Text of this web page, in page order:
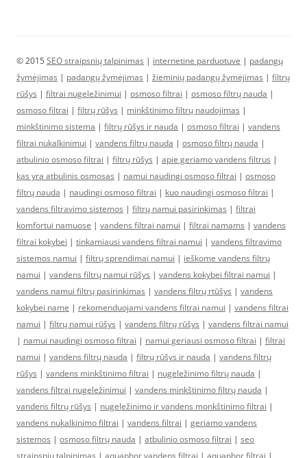
© 2015SEO straipsnių talpinimas | internetine parduotuve | padangų
žymėjimas | padangų žymėjimas | žieminių padangų žymėjimas | filtrų
rūšys | filtrai nugeležinimui | osmoso filtrai | osmoso filtrų nauda |
osmoso filtrai | filtrų rūšys | minkštinimo filtrų naudojimas |
minkštinimo sistema | filtrų rūšys ir nauda | osmoso filtrai | vandens
filtrai nukalkinimui | vandens filtrų nauda | osmoso filtrų nauda |
atbulinio osmoso filtrai | filtrų rūšys | apie geriamo vandens filtrus |
kas yra atbulinis osmosas | namui naudingi osmoso filtrai | osmoso
filtrų nauda | naudingi osmoso filtrai | kuo naudingi osmoso filtrai |
vandens filtravimo sistemos | filtrų namui pasirinkimas | filtrai
komfortui namuose | vandens filtrai namui | filtrai namams | vandens
filtrai kokybei | tinkamiausi vandens filtrai namui | vandens filtravimo
sistemos namui | filtrų sprendimai namui | ieškome vandens filtrų
namui | vandens filtrų namui rūšys | vandens kokybei filtrai namui |
vandens namui filtrų pasirinkimas | vandens filtrų rtūšys | vandens
kokybei name | rekomenduojami vandens filtrai namui | vandens filtrai
namui | filtrų namui rūšys | vandens filtrų rūšys | vandens filtrai namui
| namui naudingi osmoso filtrai | namui geriausi osmoso filtrai | filtrai
namui | vandens filtrų nauda | filtrų rūšys ir nauda | vandens filtrų
rūšys | vandens minkštinimo filtrai | nugeležinimo filtrų nauda |
vandens filtrai nugeležinimui | vandens minkštinimo filtrų nauda |
vandens filtrų rūšys | nugeležinimo ir vandens monkštinimo filtrai |
vandens nukalkinimo filtrai | vandens filtrai | geriamo vandens
sistemos | osmoso filtrų nauda | atbulinio osmoso filtrai | seo
straipsniu talpinimas | aquaphor vandens filtrai | aquaphor filtrai |